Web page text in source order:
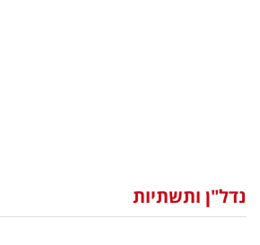
וצרכנות
נדל"ן ותשתיות